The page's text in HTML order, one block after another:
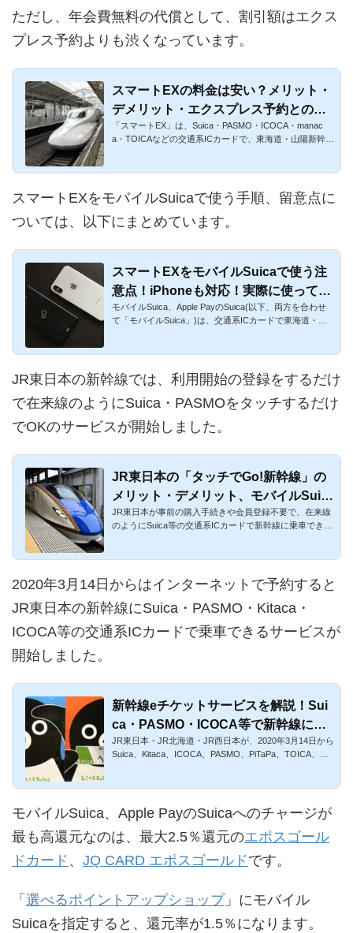
ただし、年会費無料の代償として、割引額はエクス
プレス予約よりも渋くなっています。
スマートEXの料金は安い？メリット・
デメリット・エクスプレス予約との比
較
「スマートEX」は、Suica・PASMO・ICOCA・manac
a・TOICAなどの交通系ICカードで、東海道・山陽新幹線
スマートEXをモバイルSuicaで使う手順、留意点に
ついては、以下にまとめています。
スマートEXをモバイルSuicaで使う注
意点！iPhoneも対応！実際に使ってみ
て分かった
モバイルSuica、Apple PayのSuica(以下、両方を合わせ
て「モバイルSuica」)は、交通系ICカードで東海道・山
JR東日本の新幹線では、利用開始の登録をするだけ
で在来線のようにSuica・PASMOをタッチするだけ
でOKのサービスが開始しました。
JR東日本の「タッチでGo!新幹線」の
メリット・デメリット、モバイルSuic
a特急券との比較を徹底解説
JR東日本が事前の購入手続きや会員登録不要で、在来線
のようにSuica等の交通系ICカードで新幹線に乗車できる
2020年3月14日からはインターネットで予約すると
JR東日本の新幹線にSuica・PASMO・Kitaca・
ICOCA等の交通系ICカードで乗車できるサービスが
開始しました。
新幹線eチケットサービスを解説！Sui
ca・PASMO・ICOCA等で新幹線に乗
車可能
JR東日本・JR北海道・JR西日本が、2020年3月14日から
Suica、Kitaca、ICOCA、PASMO、PiTaPa、TOICA、ma
モバイルSuica、Apple PayのSuicaへのチャージが
最も高還元なのは、最大2.5％還元のエポスゴール
ドカード 、 JQ CARD エポスゴールドです。
「 選べるポイントアップショップ」にモバイル
Suicaを指定すると、還元率が1.5％になります。